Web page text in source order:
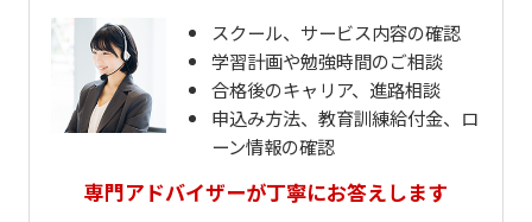
スクール、サービス内容の確認
学習計画や勉強時間のご相談
合格後のキャリア、進路相談
申込み方法、教育訓練給付金、ロ
ーン情報の確認
専門アドバイザーが丁寧にお答えします